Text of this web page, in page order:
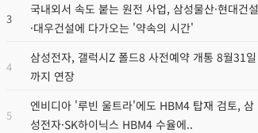
3
국내외서 속도 붙는 원전 사업, 삼성물산·현대건설
·대우건설에 다가오는 '약속의 시간'
4
삼성전자, 갤럭시Z 폴드8 사전예약 개통 8월31일
까지 연장
5
엔비디아 '루빈 울트라'에도 HBM4 탑재 검토, 삼
성전자·SK하이닉스 HBM4 수율에..